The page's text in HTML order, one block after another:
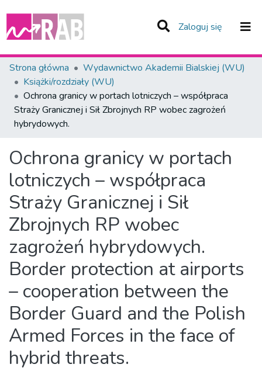
Zaloguj się (current)
Zespoły i Kolekcje
Statystyka
Całe Repozytorium
Strona główna
Wydawnictwo Akademii Bialskiej (WU)
Książki/rozdziały (WU)
Ochrona granicy w portach lotniczych – współpraca
Straży Granicznej i Sił Zbrojnych RP wobec zagrożeń
hybrydowych.
Ochrona granicy w portach
lotniczych – współpraca
Straży Granicznej i Sił
Zbrojnych RP wobec
zagrożeń hybrydowych.
Border protection at airports
– cooperation between the
Border Guard and the Polish
Armed Forces in the face of
hybrid threats.